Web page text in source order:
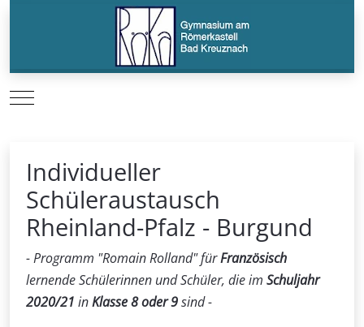
Mobile Menu Toggle
Individueller
Schüleraustausch
Rheinland-Pfalz - Burgund
- Programm "Romain Rolland" fürFranzösisch
lernende Schülerinnen und Schüler, die im Schuljahr
2020/21 inKlasse 8 oder 9sind -